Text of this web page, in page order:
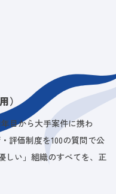
）
目から大手案件に携わ
評価制度を100の質問で公
しい」組織のすべてを、正